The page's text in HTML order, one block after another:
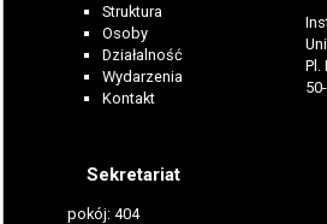
Struktura
Osoby
Działalność
Wydarzenia
Kontakt
Pl.
Sekretariat
pokój: 404